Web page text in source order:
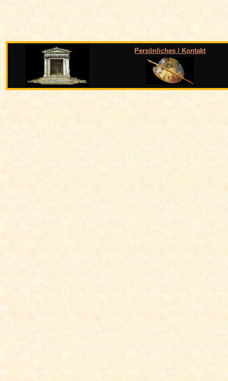
Persönliches / Kontakt
Altenritte, Großenritte,
Jagdmalerei, Wildmaler,
Kassel,